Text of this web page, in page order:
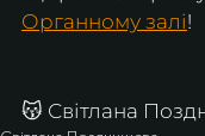
Органному залі!
😽 Світлана